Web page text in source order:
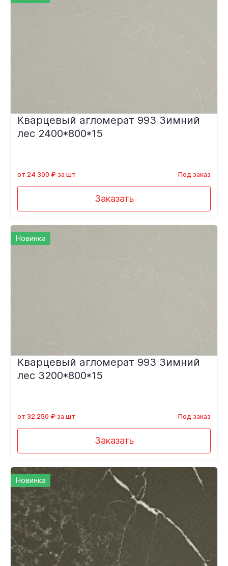
Кварцевый агломерат 993 Зимний
лес 2400*800*15
от 24 300 ₽ за шт Под заказ
Заказать
Новинка
Кварцевый агломерат 993 Зимний
лес 3200*800*15
от 32 250 ₽ за шт Под заказ
Заказать
Новинка